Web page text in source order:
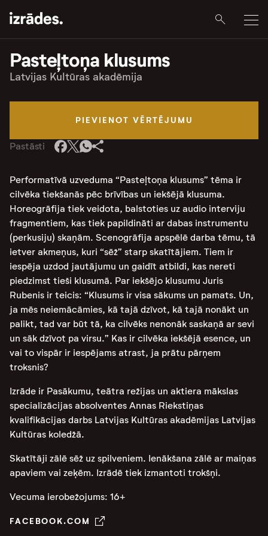
Pasteļtoņa klusums
Latvijas Kultūras akadēmija
PIEVIENOT VĒRTĒJUMU
Pastāsti
Performatīvā uzveduma “Pasteļtoņa klusums” tēma ir
cilvēka tiekšanās pēc brīvības un iekšējā klusuma.
Horeogrāfija tiek veidota, balstoties uz audio interviju
fragmentiem, kas tiek papildināti ar dabas instrumentu
(perkusiju) skaņām. Scenogrāfija apspēlē darba tēmu, tā
ietver akmeņus, kuri “sēž” starp skatītājiem. Tiem ir
iespēja uzdod jautājumu un gaidīt atbildi, kas nereti
piedzimst tieši klusumā. Par iekšējo klusumu Juris
Rubenis ir teicis: “Klusums ir visa sākums un pamats. Un,
ja mēs neiemācāmies, kā tajā dzīvot, kā tajā nonākt un
palikt, tad var būt tā, ka cilvēks nenonāk saskaņā ar sevi
un sāk dzīvot pa virsu.” Kas ir cilvēka iekšējā esence, un
vai to vispār ir iespējams atrast, ja prātu pārņem
troksnis?
Izrāde ir Pasākumu, teātra režijas un aktiera mākslas
specializācijas absolventes Annas Riekstiņas
kvalifikācijas darbs Latvijas Kultūras akadēmijas Latvijas
Kultūras koledžā.
Skatītāji zālē sēž uz spilveniem. Ienākšana zālē ar maiņas
apaviem vai zeķēm. Izrādē tiek izmantoti trokšņi.
Vecuma ierobežojums: 16+
FACEBOOK.COM